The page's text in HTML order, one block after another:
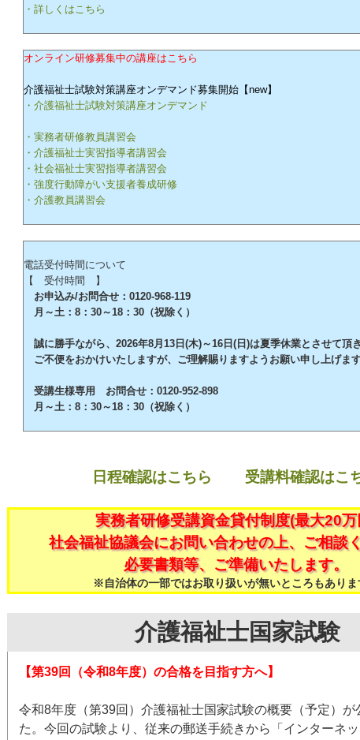
・詳しくはこちら
オンライン研修募集中の講座はこちら
介護福祉士試験対策講座オンデマンド募集開始【new】
・介護福祉士試験対策講座オンデマンド
・実務者研修教員講習会
・介護福祉士実習指導者講習会
・社会福祉士実習指導者講習会
・強度行動障がい支援者養成研修
・介護教員講習会
電話受付時間について
【 受付時間 】
お申込み/お問合せ：0120-968-119
月～土：8：30～18：30（祝除く）
誠に勝手ながら、2026年8月13日(木)～16日(日)は夏季休業とさせて頂き
ご不便をおかけいたしますが、ご理解賜りますようお願い申し上げます
受講生様専用 お問合せ：0120-952-898
月～土：8：30～18：30（祝除く）
日程確認はこちら 受講料確認はこ
実務者研修受講資金貸付制度(最大20万
社会福祉協議会にお問い合わせの上、ご相談
必要書類等、ご準備いたします。
※自治体の一部ではお取り扱いが無いところもありま
介護福祉士国家試験
【第39回（令和8年度）の合格を目指す方へ】
令和8年度（第39回）介護福祉士国家試験の概要（予定）が
た。今回の試験より、従来の郵送手続きから「インターネ